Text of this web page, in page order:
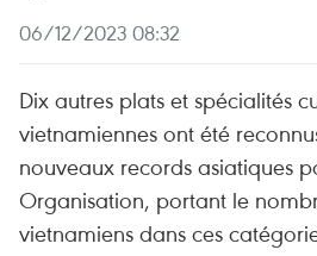
06/12/2023 08:32
Dix autres plats et spécialités
vietnamiennes ont été
nouveaux records asiatiques
Organisation, portant le
vietnamiens dans ces